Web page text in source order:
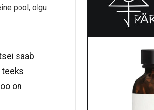
pool, olgu
saab
teeks
on